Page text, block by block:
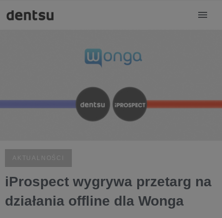
AKTUALNOŚCI
iProspect wygrywa przetarg na
działania offline dla Wonga